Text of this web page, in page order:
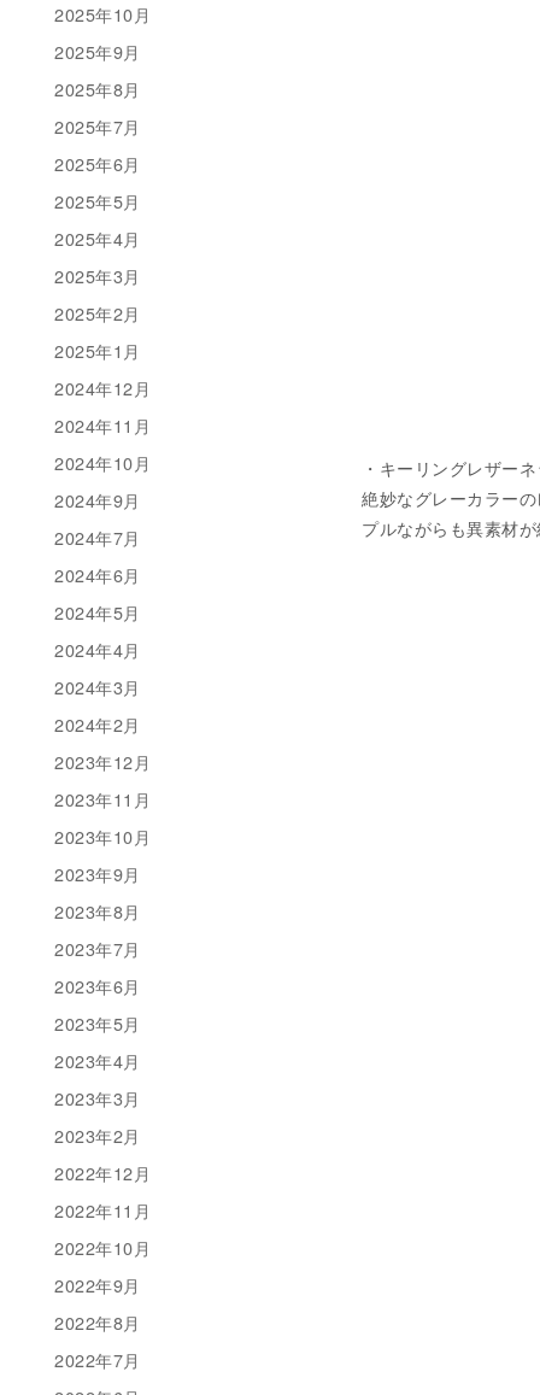
・キーリングレザー
絶妙なグレーカラー
プルながらも異素材
2025年10月
2025年9月
2025年8月
2025年7月
2025年6月
2025年5月
2025年4月
2025年3月
2025年2月
2025年1月
2024年12月
2024年11月
2024年10月
2024年9月
2024年7月
2024年6月
2024年5月
2024年4月
2024年3月
2024年2月
2023年12月
2023年11月
2023年10月
2023年9月
2023年8月
2023年7月
2023年6月
2023年5月
2023年4月
2023年3月
2023年2月
2022年12月
2022年11月
2022年10月
2022年9月
2022年8月
2022年7月